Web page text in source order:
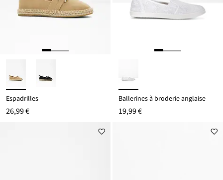
Espadrilles
26,99 €
Ballerines à broderie anglaise
19,99 €